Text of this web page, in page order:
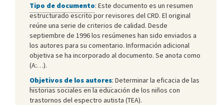
Tipo de documento: Este documento es un resumen
estructurado escrito por revisores del CRD. El original
reúne una serie de criterios de calidad. Desde
septiembre de 1996 los resúmenes han sido enviados a
los autores para su comentario. Información adicional
objetiva se ha incorporado al documento. Se anota como
(A:…).
Objetivos de los autores: Determinar la eficacia de las
historias sociales en la educación de los niños con
trastornos del espectro autista (TEA).